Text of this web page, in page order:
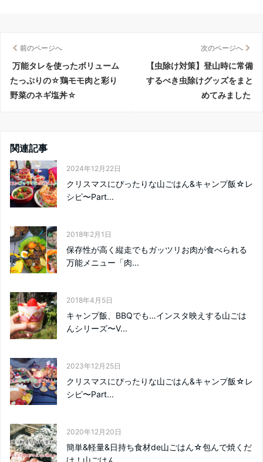
前のページへ
万能タレを使ったボリューム
たっぷりの☆鶏モモ肉と彩り
野菜のネギ塩丼☆
次のページへ
【虫除け対策】登山時に常備
するべき虫除けグッズをまと
めてみました
関連記事
2024年12月22日
クリスマスにぴったりな山ごはん&キャンプ飯☆レ
シピ〜Part...
2018年2月1日
保存性が高く縦走でもガッツリお肉が食べられる
万能メニュー「肉...
2018年4月5日
キャンプ飯、BBQでも…インスタ映えする山ごは
んシリーズ〜V...
2023年12月25日
クリスマスにぴったりな山ごはん&キャンプ飯☆レ
シピ〜Part...
2020年12月20日
簡単&軽量&日持ち食材de山ごはん☆包んで焼くだ
け！山ごはん...